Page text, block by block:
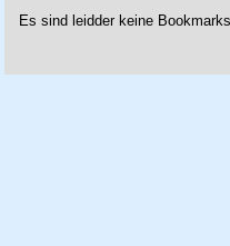
Es sind leidder keine